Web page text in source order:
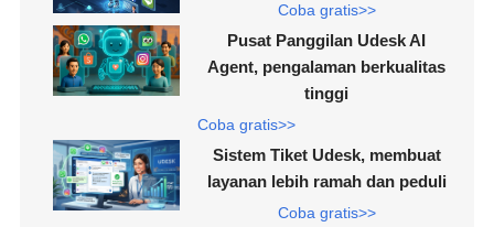
Coba gratis>>
Pusat Panggilan Udesk AI
Agent, pengalaman berkualitas
tinggi
Coba gratis>>
Sistem Tiket Udesk, membuat
layanan lebih ramah dan peduli
Coba gratis>>